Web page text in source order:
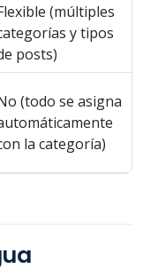
(múltiples
y tipos
posts)
(todo se asigna
la categoría)